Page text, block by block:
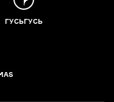
ГУСЬГУСЬ